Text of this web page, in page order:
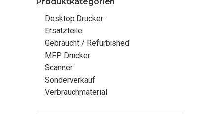
Desktop Drucker
Ersatzteile
Gebraucht / Refurbished
MFP Drucker
Scanner
Sonderverkauf
Verbrauchmaterial